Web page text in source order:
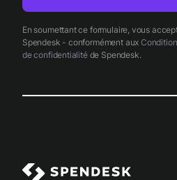
En soumettant ce formulaire, vous
Spendesk - conformément aux
de confidentialitéde Spendesk.